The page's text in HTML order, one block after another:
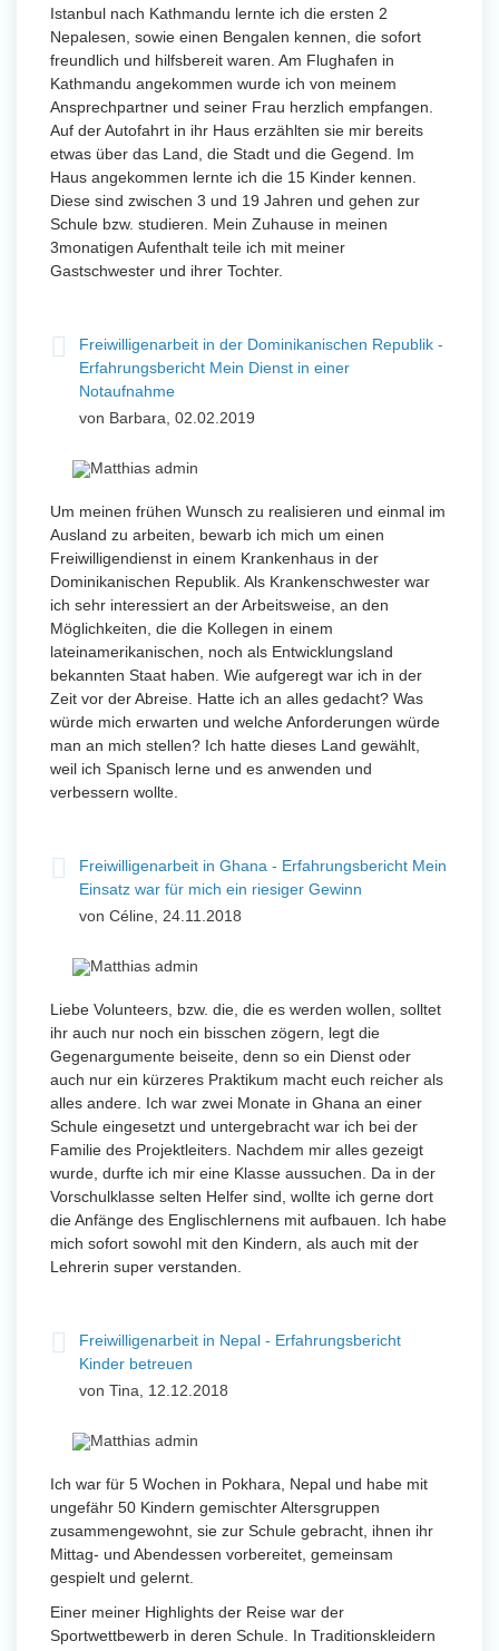
Istanbul nach Kathmandu lernte ich die ersten 2
Nepalesen, sowie einen Bengalen kennen, die sofort
freundlich und hilfsbereit waren. Am Flughafen in
Kathmandu angekommen wurde ich von meinem
Ansprechpartner und seiner Frau herzlich empfangen.
Auf der Autofahrt in ihr Haus erzählten sie mir bereits
etwas über das Land, die Stadt und die Gegend. Im
Haus angekommen lernte ich die 15 Kinder kennen.
Diese sind zwischen 3 und 19 Jahren und gehen zur
Schule bzw. studieren. Mein Zuhause in meinen
3monatigen Aufenthalt teile ich mit meiner
Gastschwester und ihrer Tochter.
Freiwilligenarbeit in der Dominikanischen Republik -
Erfahrungsbericht Mein Dienst in einer
Notaufnahme
von Barbara, 02.02.2019
Um meinen frühen Wunsch zu realisieren und einmal im
Ausland zu arbeiten, bewarb ich mich um einen
Freiwilligendienst in einem Krankenhaus in der
Dominikanischen Republik. Als Krankenschwester war
ich sehr interessiert an der Arbeitsweise, an den
Möglichkeiten, die die Kollegen in einem
lateinamerikanischen, noch als Entwicklungsland
bekannten Staat haben. Wie aufgeregt war ich in der
Zeit vor der Abreise. Hatte ich an alles gedacht? Was
würde mich erwarten und welche Anforderungen würde
man an mich stellen? Ich hatte dieses Land gewählt,
weil ich Spanisch lerne und es anwenden und
verbessern wollte.
Freiwilligenarbeit in Ghana - Erfahrungsbericht Mein
Einsatz war für mich ein riesiger Gewinn
von Céline, 24.11.2018
Liebe Volunteers, bzw. die, die es werden wollen, solltet
ihr auch nur noch ein bisschen zögern, legt die
Gegenargumente beiseite, denn so ein Dienst oder
auch nur ein kürzeres Praktikum macht euch reicher als
alles andere. Ich war zwei Monate in Ghana an einer
Schule eingesetzt und untergebracht war ich bei der
Familie des Projektleiters. Nachdem mir alles gezeigt
wurde, durfte ich mir eine Klasse aussuchen. Da in der
Vorschulklasse selten Helfer sind, wollte ich gerne dort
die Anfänge des Englischlernens mit aufbauen. Ich habe
mich sofort sowohl mit den Kindern, als auch mit der
Lehrerin super verstanden.
Freiwilligenarbeit in Nepal - Erfahrungsbericht
Kinder betreuen
von Tina, 12.12.2018
Ich war für 5 Wochen in Pokhara, Nepal und habe mit
ungefähr 50 Kindern gemischter Altersgruppen
zusammengewohnt, sie zur Schule gebracht, ihnen ihr
Mittag- und Abendessen vorbereitet, gemeinsam
gespielt und gelernt.
Einer meiner Highlights der Reise war der
Sportwettbewerb in deren Schule. In Traditionskleidern